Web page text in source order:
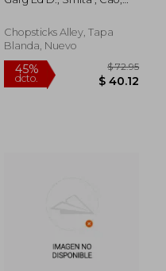
40%
dcto.
Inglés)
Chopsticks Alley, Tapa
Blanda, Nuevo